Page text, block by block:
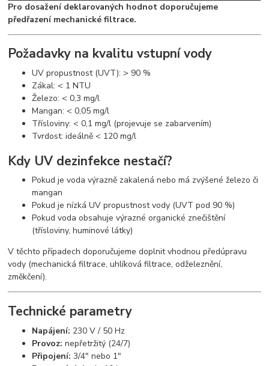
Pro dosažení deklarovaných hodnot doporučujeme
předřazení mechanické filtrace.
Požadavky na kvalitu vstupní vody
UV propustnost (UVT): > 90 %
Zákal: < 1 NTU
Železo: < 0,3 mg/l
Mangan: < 0,05 mg/l
Třísloviny: < 0,1 mg/l (projevuje se zabarvením)
Tvrdost: ideálně < 120 mg/l
Kdy UV dezinfekce nestačí?
Pokud je voda výrazně zakalená nebo má zvýšené železo či
mangan
Pokud je nízká UV propustnost vody (UVT pod 90 %)
Pokud voda obsahuje výrazné organické znečištění
(třísloviny, huminové látky)
V těchto případech doporučujeme doplnit vhodnou předúpravu
vody (mechanická filtrace, uhlíková filtrace, odželeznění,
změkčení).
Technické parametry
Napájení: 230 V / 50 Hz
Provoz: nepřetržitý (24/7)
Připojení: 3/4" nebo 1"